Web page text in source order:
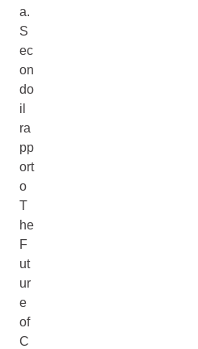
a.
S
ec
on
do
il
ra
pp
ort
o
T
he
F
ut
ur
e
of
C